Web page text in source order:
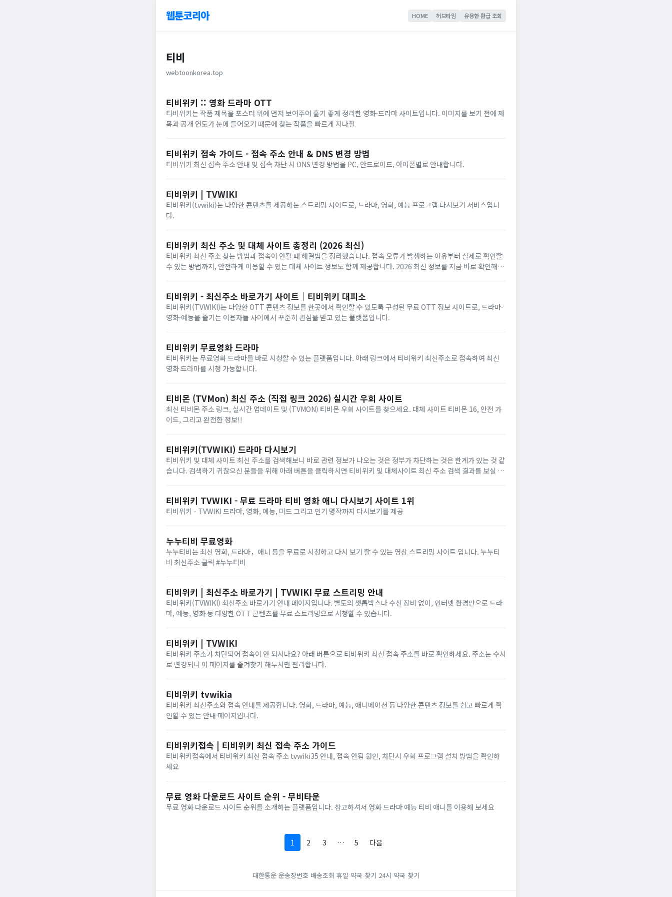
웹툰코리아 HOME 허브타임 유용한 환급 조회
티비
webtoonkorea.top
티비위키 :: 영화 드라마 OTT
티비위키는 작품 제목을 포스터 위에 먼저 보여주어 훑기 좋게 정리한 영화·드라마 사이트입니다. 이미지를 보기 전에 제
목과 공개 연도가 눈에 들어오기 때문에 찾는 작품을 빠르게 지나칠
티비위키 접속 가이드 - 접속 주소 안내 & DNS 변경 방법
티비위키 최신 접속 주소 안내 및 접속 차단 시 DNS 변경 방법을 PC, 안드로이드, 아이폰별로 안내합니다.
티비위키 | TVWIKI
티비위키(tvwiki)는 다양한 콘텐츠를 제공하는 스트리밍 사이트로, 드라마, 영화, 예능 프로그램 다시보기 서비스입니
다.
티비위키 최신 주소 및 대체 사이트 총정리 (2026 최신)
티비위키 최신 주소 찾는 방법과 접속이 안될 때 해결법을 정리했습니다. 접속 오류가 발생하는 이유부터 실제로 확인할
수 있는 방법까지, 안전하게 이용할 수 있는 대체 사이트 정보도 함께 제공합니다. 2026 최신 정보를 지금 바로 확인해보
티비위키 - 최신주소 바로가기 사이트｜티비위키 대피소
티비위키(TVWIKI)는 다양한 OTT 콘텐츠 정보를 한곳에서 확인할 수 있도록 구성된 무료 OTT 정보 사이트로, 드라마·
영화·예능을 즐기는 이용자들 사이에서 꾸준히 관심을 받고 있는 플랫폼입니다.
티비위키 무료영화 드라마
티비위키는 무료영화 드라마를 바로 시청할 수 있는 플랫폼입니다. 아래 링크에서 티비위키 최신주소로 접속하여 최신
영화 드라마를 시청 가능합니다.
티비몬 (TVMon) 최신 주소 (직접 링크 2026) 실시간 우회 사이트
최신 티비몬 주소 링크, 실시간 업데이트 및 (TVMON) 티비몬 우회 사이트를 찾으세요. 대체 사이트 티비몬 16, 안전 가
이드, 그리고 완전한 정보!!
티비위키(TVWIKI) 드라마 다시보기
티비위키 및 대체 사이트 최신 주소를 검색해보니 바로 관련 정보가 나오는 것은 정부가 차단하는 것은 한계가 있는 것 같
습니다. 검색하기 귀찮으신 분들을 위해 아래 버튼을 클릭하시면 티비위키 및 대체사이트 최신 주소 검색 결과를 보실 수
티비위키 TVWIKI - 무료 드라마 티비 영화 애니 다시보기 사이트 1위
티비위키 - TVWIKI 드라마, 영화, 예능, 미드 그리고 인기 명작까지 다시보기를 제공
누누티비 무료영화
누누티비는 최신 영화, 드라마，애니 등을 무료로 시청하고 다시 보기 할 수 있는 영상 스트리밍 사이트 입니다. 누누티
비 최신주소 클릭 #누누티비
티비위키 | 최신주소 바로가기 | TVWIKI 무료 스트리밍 안내
티비위키(TVWIKI) 최신주소 바로가기 안내 페이지입니다. 별도의 셋톱박스나 수신 장비 없이, 인터넷 환경만으로 드라
마, 예능, 영화 등 다양한 OTT 콘텐츠를 무료 스트리밍으로 시청할 수 있습니다.
티비위키 | TVWIKI
티비위키 주소가 차단되어 접속이 안 되시나요? 아래 버튼으로 티비위키 최신 접속 주소를 바로 확인하세요. 주소는 수시
로 변경되니 이 페이지를 즐겨찾기 해두시면 편리합니다.
티비위키 tvwikia
티비위키 최신주소와 접속 안내를 제공합니다. 영화, 드라마, 예능, 애니메이션 등 다양한 콘텐츠 정보를 쉽고 빠르게 확
인할 수 있는 안내 페이지입니다.
티비위키접속 | 티비위키 최신 접속 주소 가이드
티비위키접속에서 티비위키 최신 접속 주소 tvwiki35 안내, 접속 안됨 원인, 차단시 우회 프로그램 설치 방법을 확인하
세요
무료 영화 다운로드 사이트 순위 - 무비타운
무료 영화 다운로드 사이트 순위를 소개하는 플랫폼입니다. 참고하셔서 영화 드라마 예능 티비 애니를 이용해 보세요
1 2 3 … 5 다음
대한통운 운송장번호 배송조회 휴일 약국 찾기 24시 약국 찾기